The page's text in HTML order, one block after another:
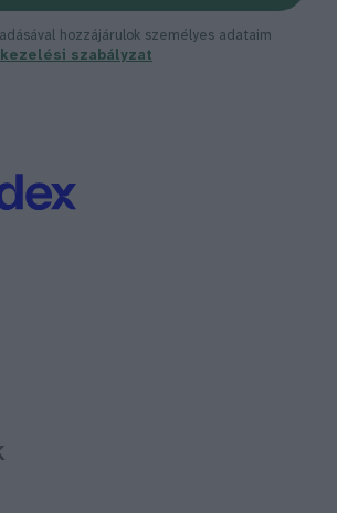
hozzájárulok személyes adataim
szabályzat